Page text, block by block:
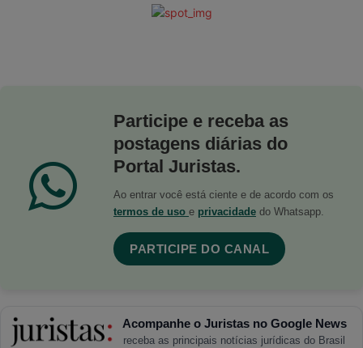
Participe e receba as
postagens diárias do
Portal Juristas.
Ao entrar você está ciente e de acordo com os
termos de uso e privacidade do Whatsapp.
PARTICIPE DO CANAL
Acompanhe o Juristas no Google News
receba as principais notícias jurídicas do Brasil